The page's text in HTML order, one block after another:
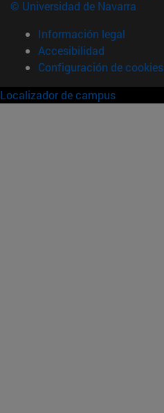
© Universidad de Navarra
Información legal
Accesibilidad
Configuración de cookies
Localizador de campus